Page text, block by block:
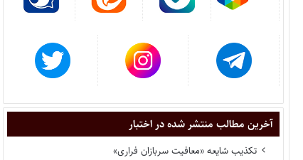
آخرین مطالب منتشر شده در اختبار
تکذیب شایعه «معافیت سربازان فراری»